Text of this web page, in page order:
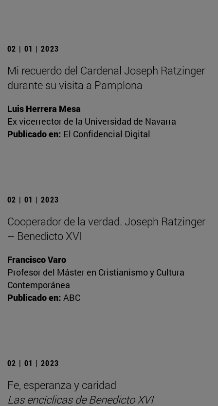
02 | 01 | 2023
Mi recuerdo del Cardenal Joseph Ratzinger
durante su visita a Pamplona
Luis Herrera Mesa
Ex vicerrector de la Universidad de Navarra
Publicado en: El Confidencial Digital
02 | 01 | 2023
Cooperador de la verdad. Joseph Ratzinger
– Benedicto XVI
Francisco Varo
Profesor del Máster en Cristianismo y Cultura
Contemporánea
Publicado en: ABC
02 | 01 | 2023
Fe, esperanza y caridad
Las encíclicas de Benedicto XVI